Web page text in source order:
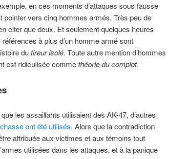
en ces moments d’attaques sous fausse
pointer vers cinq hommes armés. Très peu de
citer que deux. Et seulement quelques heures
à plus d’un homme armé sont
dutireur isolé. Toute autre mention d’hommes
est ridiculisée commethéorie du complot.
les assaillants utilisaient des AK-47, d’autres
ont été utilisés. Alors que la contradiction
attribuée aux victimes et aux témoins tout
utilisées dans les attaques, et à la panique